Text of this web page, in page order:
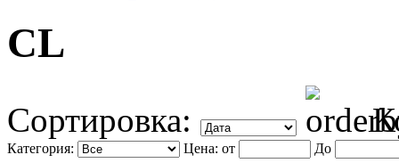
CL
Сортировка:
Категория: Цена: от
До